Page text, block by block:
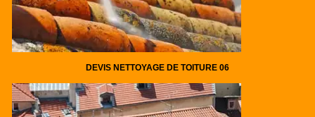
DEVIS NETTOYAGE DE TOITURE 06